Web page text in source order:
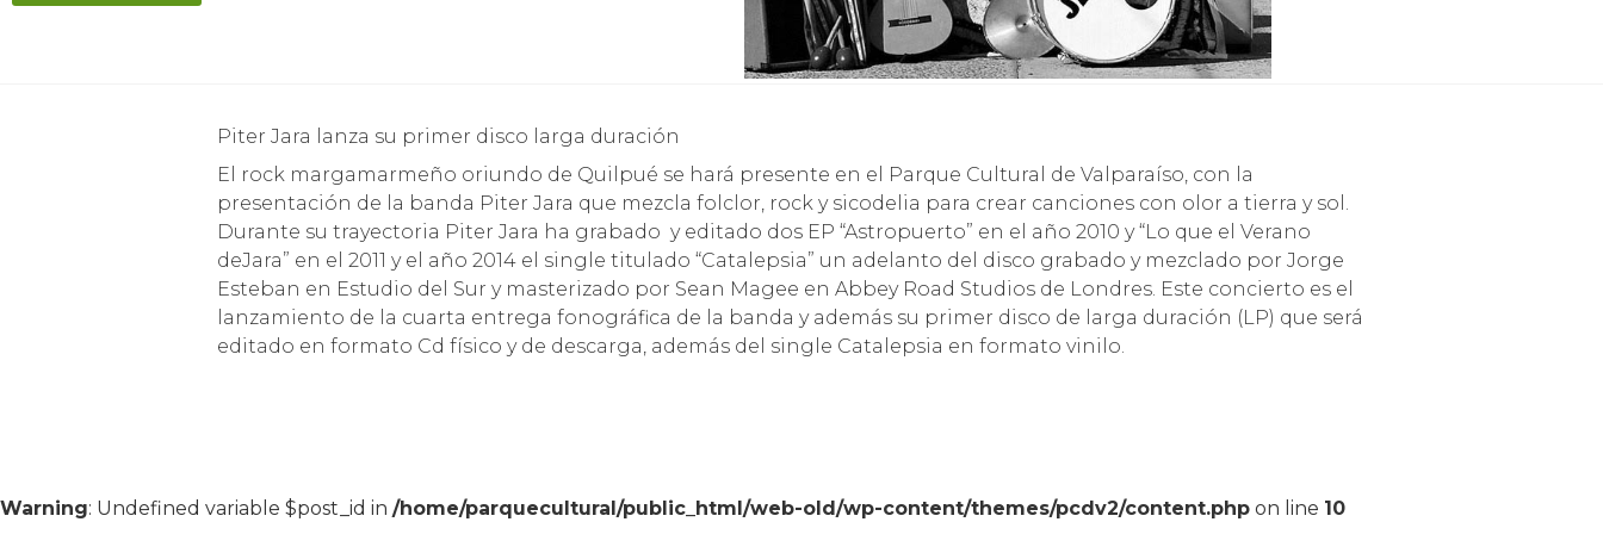
Piter Jara lanza su primer disco larga duración
El rock margamarmeño oriundo de Quilpué se hará presente en el Parque Cultural de Valparaíso, con la
presentación de la banda Piter Jara que mezcla folclor, rock y sicodelia para crear canciones con olor a tierra y sol.
Durante su trayectoria Piter Jara ha grabado y editado dos EP “Astropuerto” en el año 2010 y “Lo que el Verano
deJara” en el 2011 y el año 2014 el single titulado “Catalepsia” un adelanto del disco grabado y mezclado por Jorge
Esteban en Estudio del Sur y masterizado por Sean Magee en Abbey Road Studios de Londres. Este concierto es el
lanzamiento de la cuarta entrega fonográfica de la banda y además su primer disco de larga duración (LP) que será
editado en formato Cd físico y de descarga, además del single Catalepsia en formato vinilo.
Warning: Undefined variable $post_id in /home/parquecultural/public_html/web-old/wp-content/themes/pcdv2/content.php on line 10